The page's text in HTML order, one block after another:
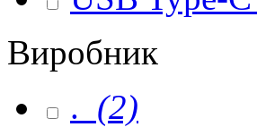
Виробник
. (2)